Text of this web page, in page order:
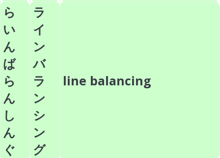
ら
い
ん
ば
ら
ん
し
ん
ぐ
ラ
イ
ン
バ
ラ
ン
シ
ン
グ
line balancing